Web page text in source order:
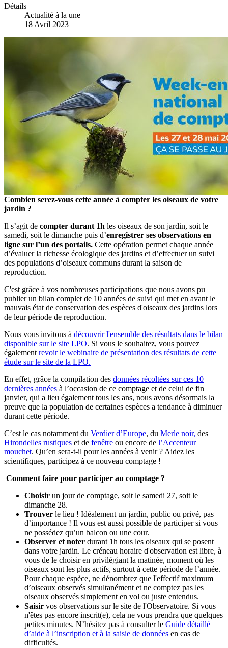
Détails
Actualité à la une
18 Avril 2023
Combien serez-vous cette année à compter les oiseaux de votre
jardin ?
Il s’agit de compter durant 1h les oiseaux de son jardin, soit le
samedi, soit le dimanche puis d’enregistrer ses observations en
ligne sur l’un des portails. Cette opération permet chaque année
d’évaluer la richesse écologique des jardins et d’effectuer un suivi
des populations d’oiseaux communs durant la saison de
reproduction.
C'est grâce à vos nombreuses participations que nous avons pu
publier un bilan complet de 10 années de suivi qui met en avant le
mauvais état de conservation des espèces d'oiseaux des jardins lors
de leur période de reproduction.
Nous vous invitons à découvrir l'ensemble des résultats dans le bilan
disponible sur le site LPO. Si vous le souhaitez, vous pouvez
également revoir le webinaire de présentation des résultats de cette
étude sur le site de la LPO.
En effet, grâce la compilation des données récoltées sur ces 10
dernières années à l’occasion de ce comptage et de celui de fin
janvier, qui a lieu également tous les ans, nous avons désormais la
preuve que la population de certaines espèces a tendance à diminuer
durant cette période.
C’est le cas notamment du Verdier d’Europe, du Merle noir, des
Hirondelles rustiques et de fenêtre ou encore de l’Accenteur
mouchet. Qu’en sera-t-il pour les années à venir ? Aidez les
scientifiques, participez à ce nouveau comptage !
Comment faire pour participer au comptage ?
Choisir un jour de comptage, soit le samedi 27, soit le
dimanche 28.
Trouver le lieu ! Idéalement un jardin, public ou privé, pas
d’importance ! Il vous est aussi possible de participer si vous
ne possédez qu’un balcon ou une cour.
Observer et noter durant 1h tous les oiseaux qui se posent
dans votre jardin. Le créneau horaire d'observation est libre, à
vous de le choisir en privilégiant la matinée, moment où les
oiseaux sont les plus actifs, surtout à cette période de l’année.
Pour chaque espèce, ne dénombrez que l'effectif maximum
d’oiseaux observés simultanément et ne comptez pas les
oiseaux observés simplement en vol ou juste entendus.
Saisir vos observations sur le site de l'Observatoire. Si vous
n'êtes pas encore inscrit(e), cela ne vous prendra que quelques
petites minutes. N’hésitez pas à consulter le Guide détaillé
d’aide à l’inscription et à la saisie de données en cas de
difficultés.